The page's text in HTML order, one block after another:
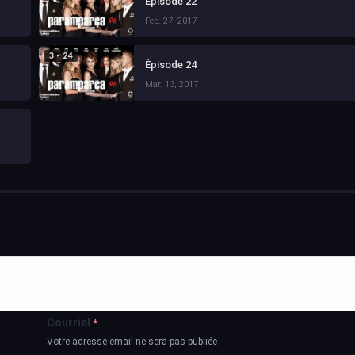
Feb. 27, 2017
3 - 24
Épisode 24
Mar. 13, 2017
Courriel *
Votre adresse email ne sera pas publiée